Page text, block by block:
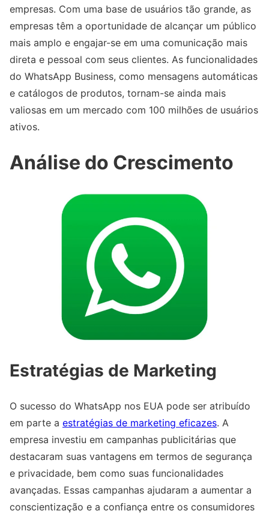
empresas. Com uma base de usuários tão grande, as
empresas têm a oportunidade de alcançar um público
mais amplo e engajar-se em uma comunicação mais
direta e pessoal com seus clientes. As funcionalidades
do WhatsApp Business, como mensagens automáticas
e catálogos de produtos, tornam-se ainda mais
valiosas em um mercado com 100 milhões de usuários
ativos.
Análise do Crescimento
Estratégias de Marketing
O sucesso do WhatsApp nos EUA pode ser atribuído
em parte a estratégias de marketing eficazes. A
empresa investiu em campanhas publicitárias que
destacaram suas vantagens em termos de segurança
e privacidade, bem como suas funcionalidades
avançadas. Essas campanhas ajudaram a aumentar a
conscientização e a confiança entre os consumidores